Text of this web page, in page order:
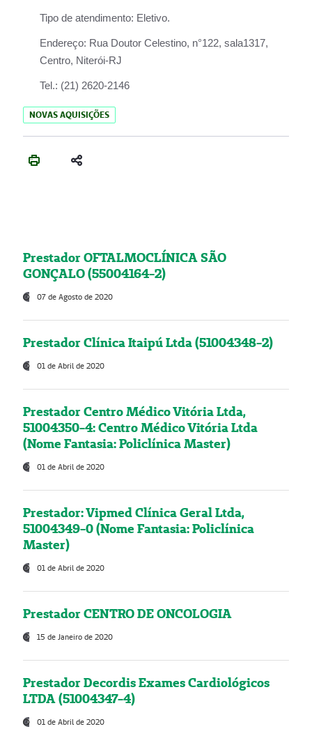
Tipo de atendimento: Eletivo.
Endereço: Rua Doutor Celestino, n°122, sala1317,
Centro, Niterói-RJ
Tel.: (21) 2620-2146
NOVAS AQUISIÇÕES
Prestador OFTALMOCLÍNICA SÃO
GONÇALO (55004164-2)
07 de Agosto de 2020
Prestador Clínica Itaipú Ltda (51004348-2)
01 de Abril de 2020
Prestador Centro Médico Vitória Ltda,
51004350-4: Centro Médico Vitória Ltda
(Nome Fantasia: Policlínica Master)
01 de Abril de 2020
Prestador: Vipmed Clínica Geral Ltda,
51004349-0 (Nome Fantasia: Policlínica
Master)
01 de Abril de 2020
Prestador CENTRO DE ONCOLOGIA
15 de Janeiro de 2020
Prestador Decordis Exames Cardiológicos
LTDA (51004347-4)
01 de Abril de 2020